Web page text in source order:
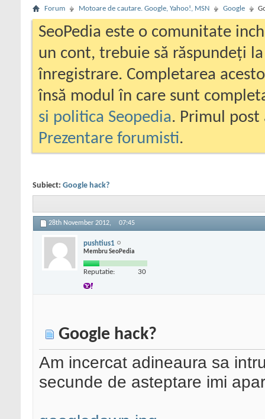
Forum Motoare de cautare. Google, Yahoo!, MSN Google
SeoPedia este o comunitate
un cont, trebuie să răspundeți
înregistrare. Completarea
însă modul în care sunt
si politica Seopedia. Primul
Prezentare forumisti.
Subiect: Google hack?
28th November 2012, 07:45
pushtius1
Membru SeoPedia
Reputatie: 30
Google hack?
Am incercat adineaura sa
secunde de asteptare imi